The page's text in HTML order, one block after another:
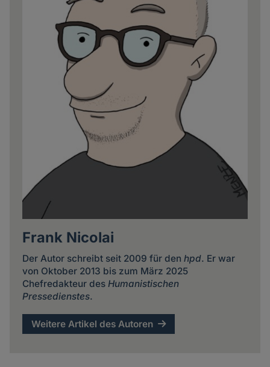
Frank Nicolai
Der Autor schreibt seit 2009 für den hpd. Er war
von Oktober 2013 bis zum März 2025
Chefredakteur des Humanistischen
Pressedienstes.
Weitere Artikel des Autoren